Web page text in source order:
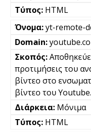
HTML
yt-remote-
προτιμήσεις του
βίντεο στο
βίντεο του Youtube.
Μόνιμα
HTML